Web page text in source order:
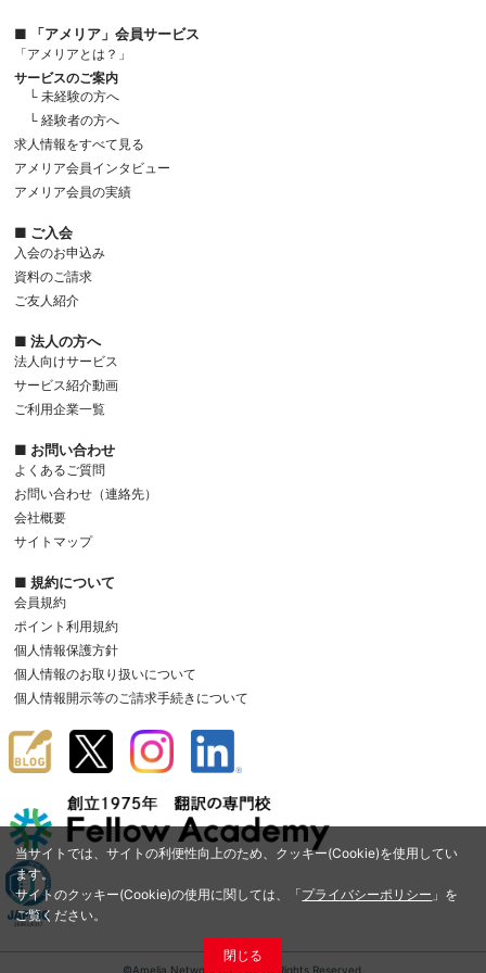
当サイトでは、サイトの利便性向上のため、クッキー(Cookie)を使用してい
ます。
サイトのクッキー(Cookie)の使用に関しては、「プライバシーポリシー 」を
ご覧ください。
閉じる
■ 「アメリア」会員サービス
「アメリアとは？」
サービスのご案内
└ 未経験の方へ
└ 経験者の方へ
求人情報をすべて見る
アメリア会員インタビュー
アメリア会員の実績
■ ご入会
入会のお申込み
資料のご請求
ご友人紹介
■ 法人の方へ
法人向けサービス
サービス紹介動画
ご利用企業一覧
■ お問い合わせ
よくあるご質問
お問い合わせ（連絡先）
会社概要
サイトマップ
■ 規約について
会員規約
ポイント利用規約
個人情報保護方針
個人情報のお取り扱いについて
個人情報開示等のご請求手続きについて
©Amelia Network Co.,Ltd. All Rights Reserved.